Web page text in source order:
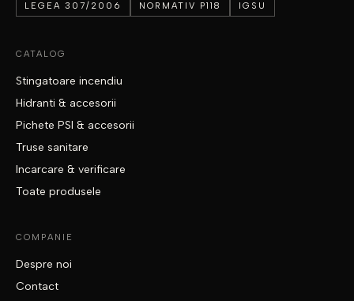
LEGEA 307/2006 NORMATIV P118 IGSU
CATALOG
Stingatoare incendiu
Hidranti & accesorii
Pichete PSI & accesorii
Truse sanitare
Incarcare & verificare
Toate produsele
COMPANIE
Despre noi
Contact